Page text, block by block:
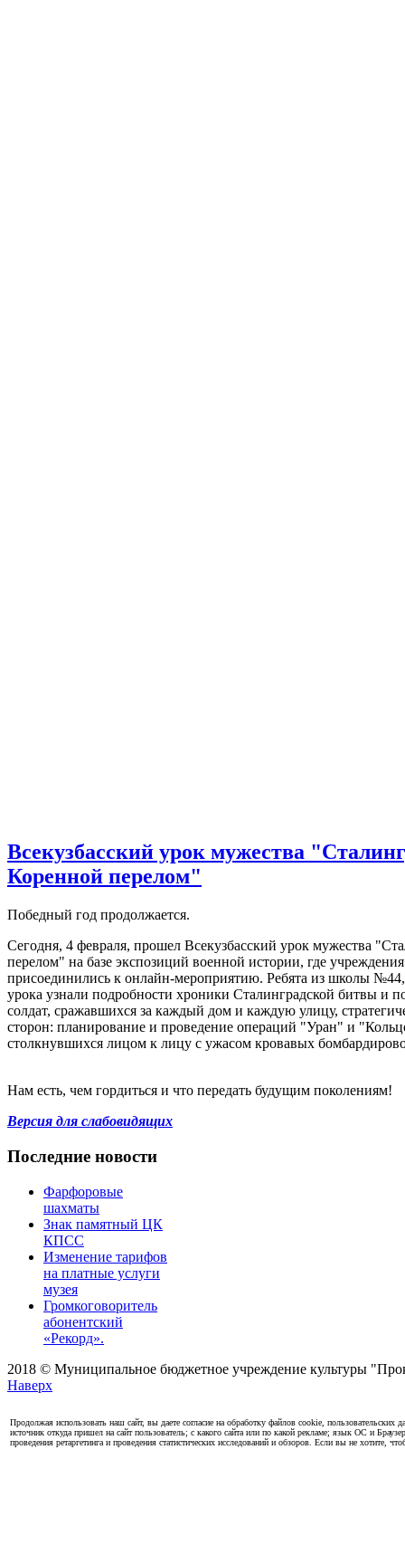
Всекузбасский урок мужества
Коренной перелом"
Победный год продолжается.
Сегодня, 4 февраля, прошел Всекузбасский урок мужества
перелом" на базе экспозиций военной истории, где
присоединились к онлайн-мероприятию. Ребята из школы
урока узнали подробности хроники Сталинградской битвы и
солдат, сражавшихся за каждый дом и каждую улицу,
сторон: планирование и проведение операций "Уран" и
столкнувшихся лицом к лицу с ужасом кровавых
Нам есть, чем гордиться и что передать будущим поколениям!
Версия для слабовидящих
Последние новости
Фарфоровые
шахматы
Знак памятный ЦК
КПСС
Изменение тарифов
на платные услуги
музея
Громкоговоритель
абонентский
«Рекорд».
2018 © Муниципальное бюджетное учреждение культуры
Наверх
Продолжая использовать наш сайт, вы даете согласие на обработку файлов cookie,
источник откуда пришел на сайт пользователь; с какого сайта или по какой рекламе; язык ОС и
проведения ретаргетинга и проведения статистических исследований и обзоров. Если вы не хотите,